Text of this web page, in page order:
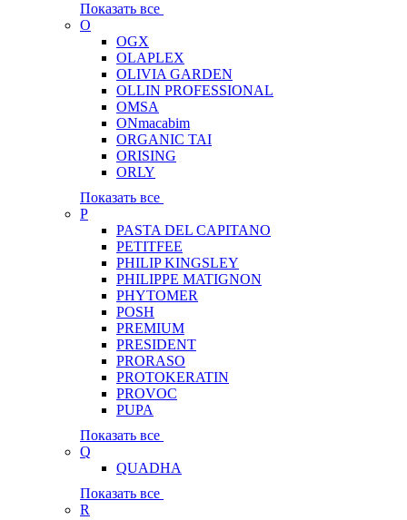
Показать все
O
OGX
OLAPLEX
OLIVIA GARDEN
OLLIN PROFESSIONAL
OMSA
ONmacabim
ORGANIC TAI
ORISING
ORLY
Показать все
P
PASTA DEL CAPITANO
PETITFEE
PHILIP KINGSLEY
PHILIPPE MATIGNON
PHYTOMER
POSH
PREMIUM
PRESIDENT
PRORASO
PROTOKERATIN
PROVOC
PUPA
Показать все
Q
QUADHA
Показать все
R